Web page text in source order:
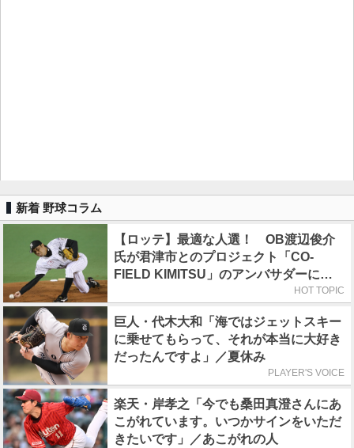
新着 野球コラム
【ロッテ】最適な人選！ OB渡辺俊介
氏が君津市とのプロジェクト「CO-
FIELD KIMITSU」のアンバサダーに就
HOT TOPIC
巨人・代木大和「海ではジェットスキー
に乗せてもらって、それが本当に大好き
だったんですよ」／夏休み
PLAYER'S VOICE
楽天・岸孝之「今でも桑田真澄さんにあ
こがれています。いつかサインをいただ
きたいです」／あこがれの人